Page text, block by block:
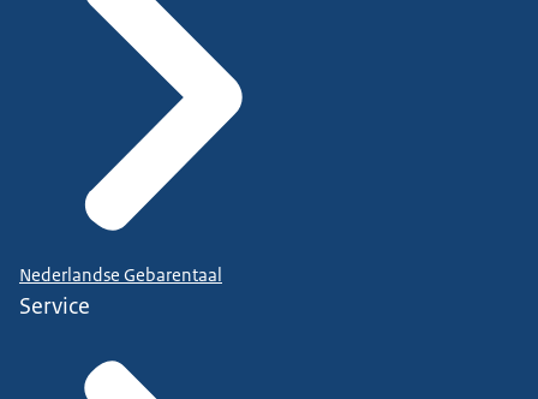
Nederlandse Gebarentaal
Service